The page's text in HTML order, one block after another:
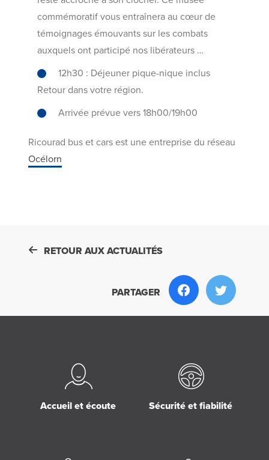
commémoratif vous entraînera au cœur de
témoignages émouvants sur les combats
auxquels ont participé nos libérateurs …
12h30 : Déjeuner pique-nique inclus
Retour dans votre région.
Arrivée prévue vers 18h00/19h00
Ricourad bus et cars est une entreprise du réseau
Océlorn
RETOUR AUX ACTUALITÉS
PARTAGER
Accueil et écoute Sécurité et fiabilité